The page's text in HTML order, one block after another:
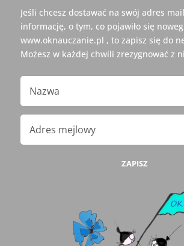
Jeśli chcesz dostawać na swój adres
informację, o tym, co pojawiło się
www.oknauczanie.pl , to zapisz się do
Możesz w każdej chwili zrezygnować z
ZAPISZ